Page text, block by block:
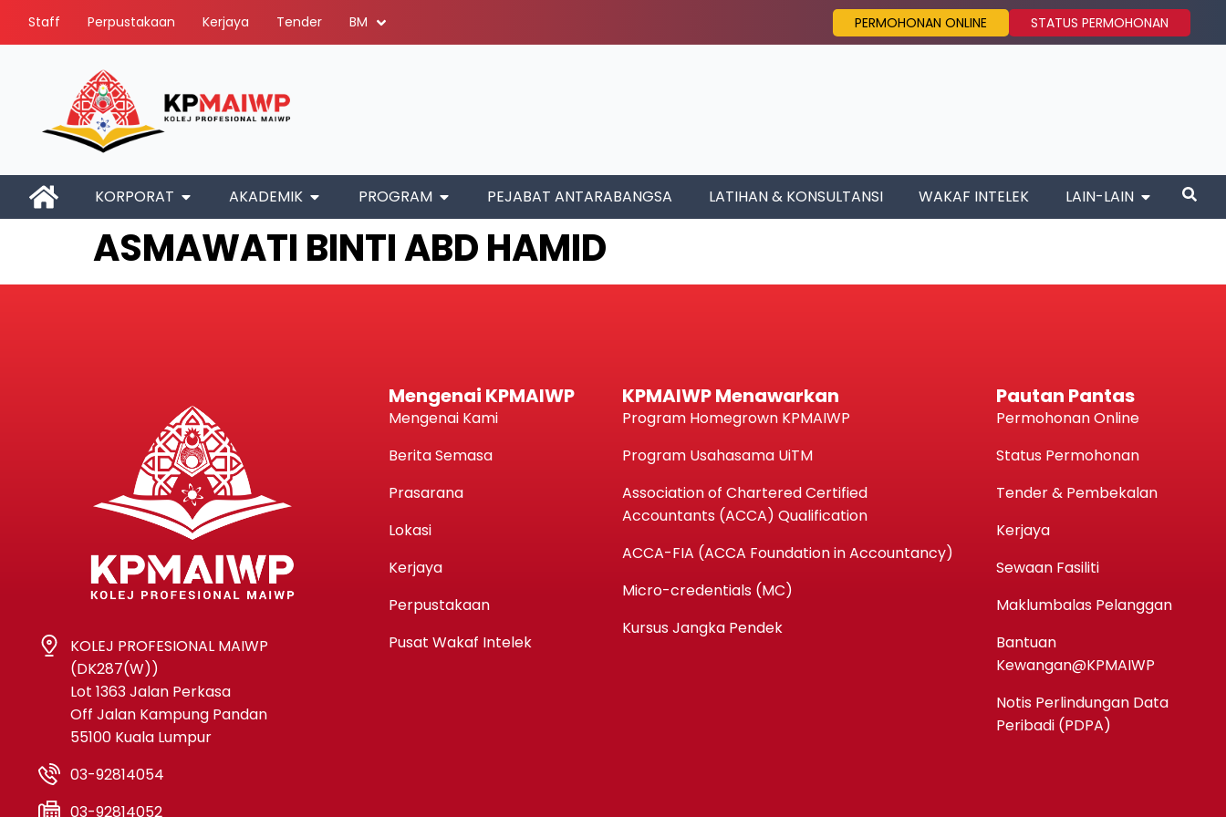
Staff Perpustakaan Kerjaya Tender BM PERMOHONAN ONLINE STATUS PERMOHONAN
KORPORAT AKADEMIK PROGRAM PEJABAT ANTARABANGSA LATIHAN & KONSULTANSI WAKAF INTELEK LAIN-LAIN
ASMAWATI BINTI ABD HAMID
KOLEJ PROFESIONAL MAIWP
(DK287(W))
Lot 1363 Jalan Perkasa
Off Jalan Kampung Pandan
55100 Kuala Lumpur
03-92814054
03-92814052
Mengenai KPMAIWP
Mengenai Kami
Berita Semasa
Prasarana
Lokasi
Kerjaya
Perpustakaan
Pusat Wakaf Intelek
KPMAIWP Menawarkan
Program Homegrown KPMAIWP
Program Usahasama UiTM
Association of Chartered Certified
Accountants (ACCA) Qualification
ACCA-FIA (ACCA Foundation in Accountancy)
Micro-credentials (MC)
Kursus Jangka Pendek
Pautan Pantas
Permohonan Online
Status Permohonan
Tender & Pembekalan
Kerjaya
Sewaan Fasiliti
Maklumbalas Pelanggan
Bantuan
Kewangan@KPMAIWP
Notis Perlindungan Data
Peribadi (PDPA)